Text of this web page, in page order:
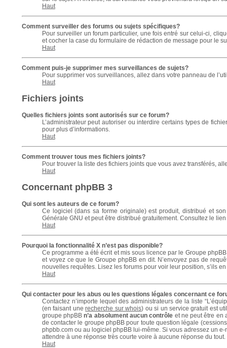
Haut
Comment surveiller des forums ou sujets spécifiques?
Pour surveiller un forum particulier, une fois entré sur celui-ci,
et cocher la case du formulaire de rédaction de message pour le
Haut
Comment puis-je supprimer mes surveillances de sujets?
Pour supprimer vos surveillances, allez dans votre panneau de
Haut
Fichiers joints
Quelles fichiers joints sont autorisés sur ce forum?
L’administrateur peut autoriser ou interdire certains types de
pour plus d’informations.
Haut
Comment trouver tous mes fichiers joints?
Pour trouver la liste des fichiers joints que vous avez transférés,
Haut
Concernant phpBB 3
Qui sont les auteurs de ce forum?
Ce logiciel (dans sa forme originale) est produit, distribué et
Générale GNU et peut être distribué gratuitement. Consultez le
Haut
Pourquoi la fonctionnalité X n’est pas disponible?
Ce programme a été écrit et mis sous licence par le Groupe
et voyez ce que le Groupe phpBB en dit. N’envoyez pas de
nouvelles requêtes. Lisez les forums pour voir leur position, s’ils
Haut
Qui contacter pour les abus ou les questions légales concernant ce
Contactez n’importe lequel des administrateurs de la liste
(en faisant unerecherche sur whois) ou si un service gratuit est
groupe phpBBn’a absolument aucun contrôle et ne peut être en
de contacter le groupe phpBB pour toute question légale
phpbb.com ou au logiciel phpBB lui-même. Si vous adressez un
attendre à une réponse très courte voire à aucune réponse du tout.
Haut